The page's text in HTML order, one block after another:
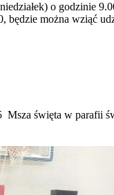
o godzinie
będzie można wziąć
święta w parafii